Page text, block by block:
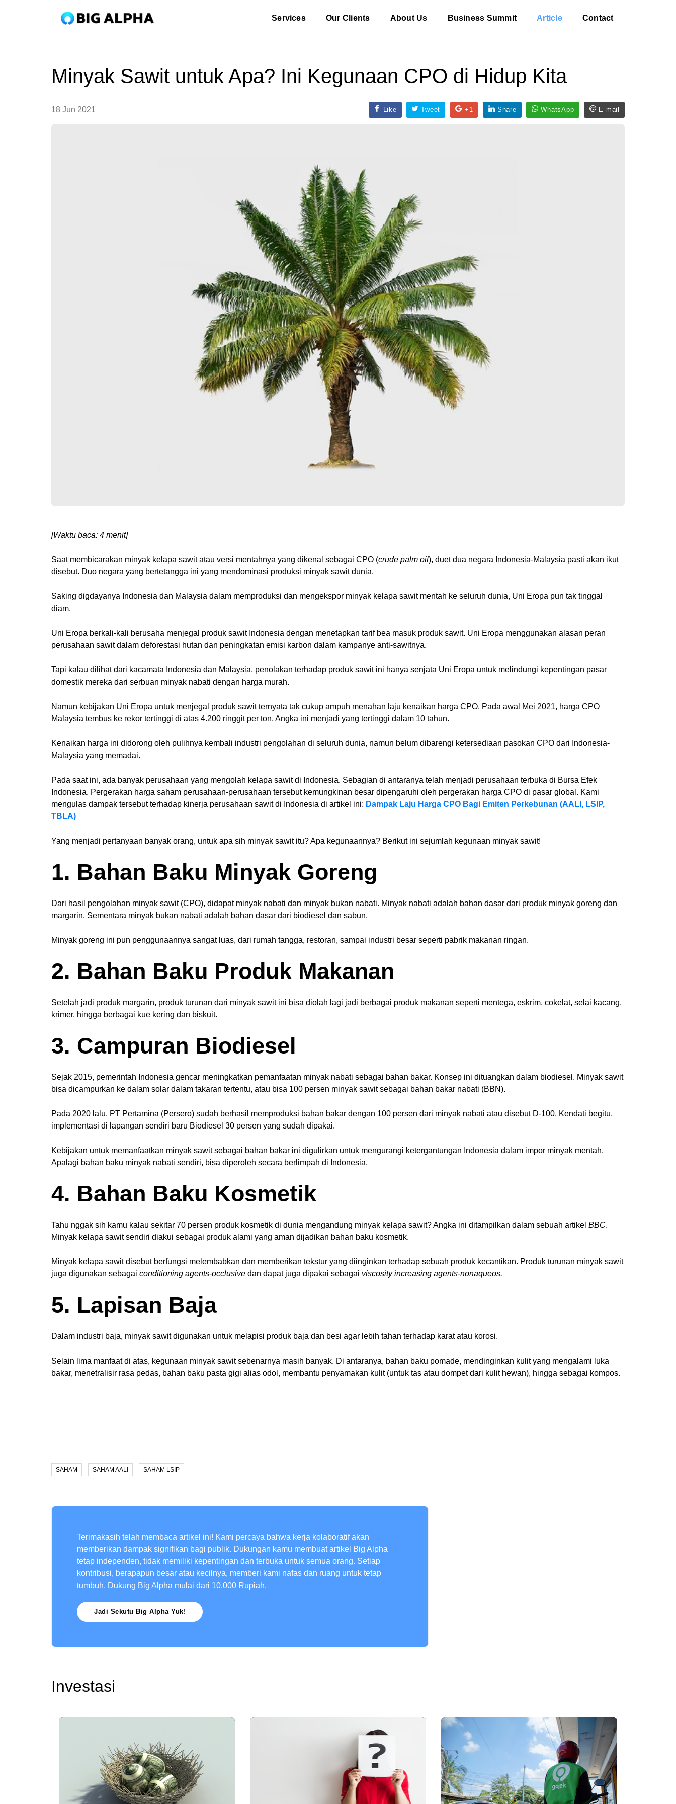
Services Our Clients About Us Business Summit Article Contact
Minyak Sawit untuk Apa? Ini Kegunaan CPO di Hidup Kita
18 Jun 2021 Like Tweet +1 Share WhatsApp E-mail
[Waktu baca: 4 menit]
Saat membicarakan minyak kelapa sawit atau versi mentahnya yang dikenal sebagai CPO (crude palm oil), duet dua negara Indonesia-Malaysia pasti akan ikut
disebut. Duo negara yang bertetangga ini yang mendominasi produksi minyak sawit dunia.
Saking digdayanya Indonesia dan Malaysia dalam memproduksi dan mengekspor minyak kelapa sawit mentah ke seluruh dunia, Uni Eropa pun tak tinggal
diam.
Uni Eropa berkali-kali berusaha menjegal produk sawit Indonesia dengan menetapkan tarif bea masuk produk sawit. Uni Eropa menggunakan alasan peran
perusahaan sawit dalam deforestasi hutan dan peningkatan emisi karbon dalam kampanye anti-sawitnya.
Tapi kalau dilihat dari kacamata Indonesia dan Malaysia, penolakan terhadap produk sawit ini hanya senjata Uni Eropa untuk melindungi kepentingan pasar
domestik mereka dari serbuan minyak nabati dengan harga murah.
Namun kebijakan Uni Eropa untuk menjegal produk sawit ternyata tak cukup ampuh menahan laju kenaikan harga CPO. Pada awal Mei 2021, harga CPO
Malaysia tembus ke rekor tertinggi di atas 4.200 ringgit per ton. Angka ini menjadi yang tertinggi dalam 10 tahun.
Kenaikan harga ini didorong oleh pulihnya kembali industri pengolahan di seluruh dunia, namun belum dibarengi ketersediaan pasokan CPO dari Indonesia-
Malaysia yang memadai.
Pada saat ini, ada banyak perusahaan yang mengolah kelapa sawit di Indonesia. Sebagian di antaranya telah menjadi perusahaan terbuka di Bursa Efek
Indonesia. Pergerakan harga saham perusahaan-perusahaan tersebut kemungkinan besar dipengaruhi oleh pergerakan harga CPO di pasar global. Kami
mengulas dampak tersebut terhadap kinerja perusahaan sawit di Indonesia di artikel ini: Dampak Laju Harga CPO Bagi Emiten Perkebunan (AALI, LSIP,
TBLA)
Yang menjadi pertanyaan banyak orang, untuk apa sih minyak sawit itu? Apa kegunaannya? Berikut ini sejumlah kegunaan minyak sawit!
1. Bahan Baku Minyak Goreng
Dari hasil pengolahan minyak sawit (CPO), didapat minyak nabati dan minyak bukan nabati. Minyak nabati adalah bahan dasar dari produk minyak goreng dan
margarin. Sementara minyak bukan nabati adalah bahan dasar dari biodiesel dan sabun.
Minyak goreng ini pun penggunaannya sangat luas, dari rumah tangga, restoran, sampai industri besar seperti pabrik makanan ringan.
2. Bahan Baku Produk Makanan
Setelah jadi produk margarin, produk turunan dari minyak sawit ini bisa diolah lagi jadi berbagai produk makanan seperti mentega, eskrim, cokelat, selai kacang,
krimer, hingga berbagai kue kering dan biskuit.
3. Campuran Biodiesel
Sejak 2015, pemerintah Indonesia gencar meningkatkan pemanfaatan minyak nabati sebagai bahan bakar. Konsep ini dituangkan dalam biodiesel. Minyak sawit
bisa dicampurkan ke dalam solar dalam takaran tertentu, atau bisa 100 persen minyak sawit sebagai bahan bakar nabati (BBN).
Pada 2020 lalu, PT Pertamina (Persero) sudah berhasil memproduksi bahan bakar dengan 100 persen dari minyak nabati atau disebut D-100. Kendati begitu,
implementasi di lapangan sendiri baru Biodiesel 30 persen yang sudah dipakai.
Kebijakan untuk memanfaatkan minyak sawit sebagai bahan bakar ini digulirkan untuk mengurangi ketergantungan Indonesia dalam impor minyak mentah.
Apalagi bahan baku minyak nabati sendiri, bisa diperoleh secara berlimpah di Indonesia.
4. Bahan Baku Kosmetik
Tahu nggak sih kamu kalau sekitar 70 persen produk kosmetik di dunia mengandung minyak kelapa sawit? Angka ini ditampilkan dalam sebuah artikel BBC.
Minyak kelapa sawit sendiri diakui sebagai produk alami yang aman dijadikan bahan baku kosmetik.
Minyak kelapa sawit disebut berfungsi melembabkan dan memberikan tekstur yang diinginkan terhadap sebuah produk kecantikan. Produk turunan minyak sawit
juga digunakan sebagai conditioning agents-occlusive dan dapat juga dipakai sebagai viscosity increasing agents-nonaqueos.
5. Lapisan Baja
Dalam industri baja, minyak sawit digunakan untuk melapisi produk baja dan besi agar lebih tahan terhadap karat atau korosi.
Selain lima manfaat di atas, kegunaan minyak sawit sebenarnya masih banyak. Di antaranya, bahan baku pomade, mendinginkan kulit yang mengalami luka
bakar, menetralisir rasa pedas, bahan baku pasta gigi alias odol, membantu penyamakan kulit (untuk tas atau dompet dari kulit hewan), hingga sebagai kompos.
SAHAM SAHAM AALI SAHAM LSIP
Terimakasih telah membaca artikel ini! Kami percaya bahwa kerja kolaboratif akan
memberikan dampak signifikan bagi publik. Dukungan kamu membuat artikel Big Alpha
tetap independen, tidak memiliki kepentingan dan terbuka untuk semua orang. Setiap
kontribusi, berapapun besar atau kecilnya, memberi kami nafas dan ruang untuk tetap
tumbuh. Dukung Big Alpha mulai dari 10,000 Rupiah.
Jadi Sekutu Big Alpha Yuk!
Investasi